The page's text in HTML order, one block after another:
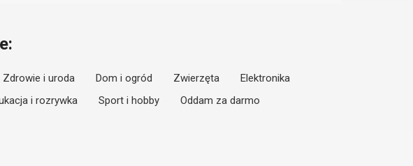
Zdrowie i uroda Dom i ogród Zwierzęta
Elektronika
i rozrywka Sport i hobby
Oddam za darmo